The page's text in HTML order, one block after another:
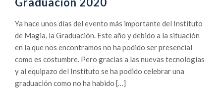
Ya hace unos días del evento más importante del Instituto
de Magia, la Graduación. Este año y debido a la situación
en la que nos encontramos no ha podido ser presencial
como es costumbre. Pero gracias a las nuevas tecnologías
y al equipazo del Instituto se ha podido celebrar una
graduación como no ha habido […]